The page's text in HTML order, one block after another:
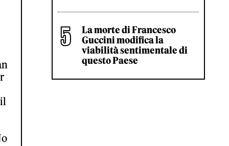
La morte di Francesco
Guccini modifica la
viabilità sentimentale di
questo Paese